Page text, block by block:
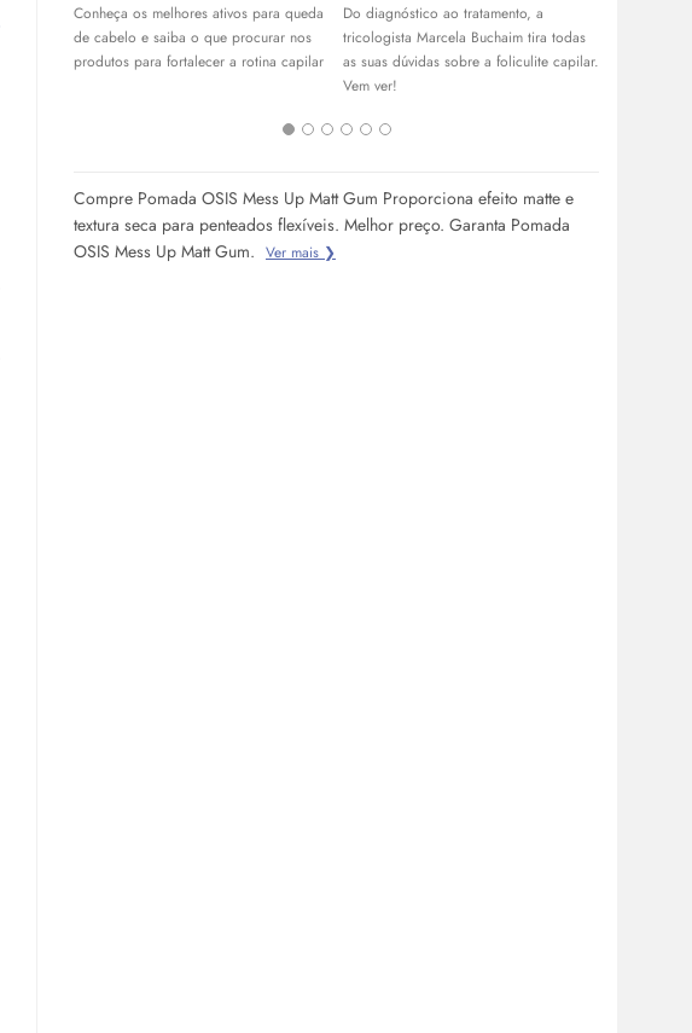
Conheça os melhores ativos para queda
de cabelo e saiba o que procurar nos
produtos para fortalecer a rotina capilar
Do diagnóstico ao tratamento, a
tricologista Marcela Buchaim tira todas
as suas dúvidas sobre a foliculite capilar.
Vem ver!
Compre Pomada OSIS Mess Up Matt Gum Proporciona efeito matte e
textura seca para penteados flexíveis. Melhor preço. Garanta Pomada
OSIS Mess Up Matt Gum. Ver mais ❯